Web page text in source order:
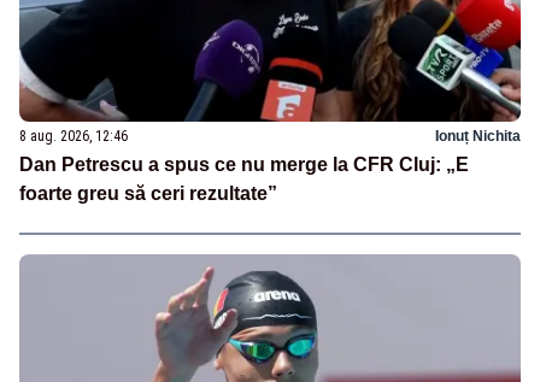
8 aug. 2026, 12:46 Ionuț Nichita
Dan Petrescu a spus ce nu merge la CFR Cluj: „E
foarte greu să ceri rezultate”